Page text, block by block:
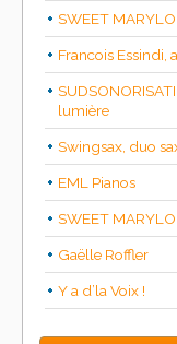
SWEET
Francois Essindi,
lumière
Swingsax, duo
EML Pianos
SWEET
Gaëlle Roffler
Y a d’la Voix !